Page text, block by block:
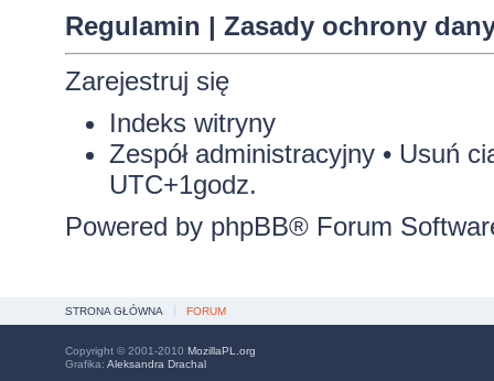
Regulamin | Zasady ochrony
Zarejestruj się
Indeks witryny
Zespół administracyjny• Usuń
UTC+1godz.
Powered by phpBB® Forum
STRONA GŁÓWNA FORUM
Copyright © 2001-2010 MozillaPL.org
Grafika: Aleksandra Drachal